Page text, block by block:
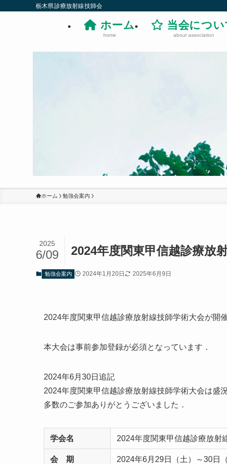
栃木県診療放射線技師会
ホーム
home
当会につ
about association
ホーム 勉強会案内
2024年度関東甲信越診療放
2025
6/09
勉強会案内 2024年1月20日 2025年6月9日
2024年度関東甲信越診療放射線技師学術大会が開
本大会は事前参加登録が必須となっています．
2024年6月30日追記
2024年度関東甲信越診療放射線技師学術大会は盛
多数のご参加ありがとうございました．
学会名 2024年度関東甲信越診療放射
会 期 2024年6月29日（土）～30日（